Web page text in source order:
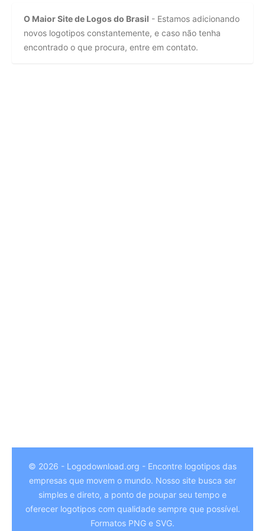
O Maior Site de Logos do Brasil - Estamos adicionando
novos logotipos constantemente, e caso não tenha
encontrado o que procura, entre em contato.
© 2026 - Logodownload.org - Encontre logotipos das
empresas que movem o mundo. Nosso site busca ser
simples e direto, a ponto de poupar seu tempo e
oferecer logotipos com qualidade sempre que possível.
Formatos PNG e SVG.
Hindi
German